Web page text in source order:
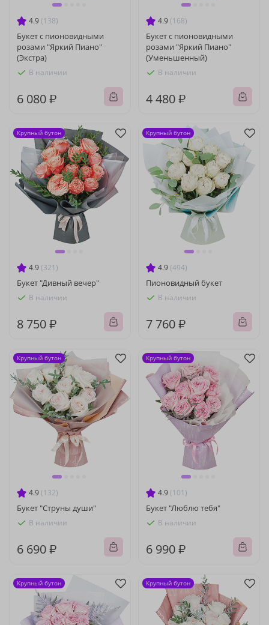
4.9 (138)
Букет с пионовидными
розами "Яркий Пиано"
(Экстра)
В наличии
6 080 ₽
4.9 (168)
Букет с пионовидными
розами "Яркий Пиано"
(Уменьшенный)
В наличии
4 480 ₽
4.9 (321)
Букет "Дивный вечер"
В наличии
8 750 ₽
Крупный бутон
4.9 (494)
Пионовидный букет
В наличии
7 760 ₽
Крупный бутон
4.9 (132)
Букет "Струны души"
В наличии
6 690 ₽
Крупный бутон
4.9 (101)
Букет "Люблю тебя"
В наличии
6 990 ₽
Крупный бутон
Крупный бутон Крупный бутон